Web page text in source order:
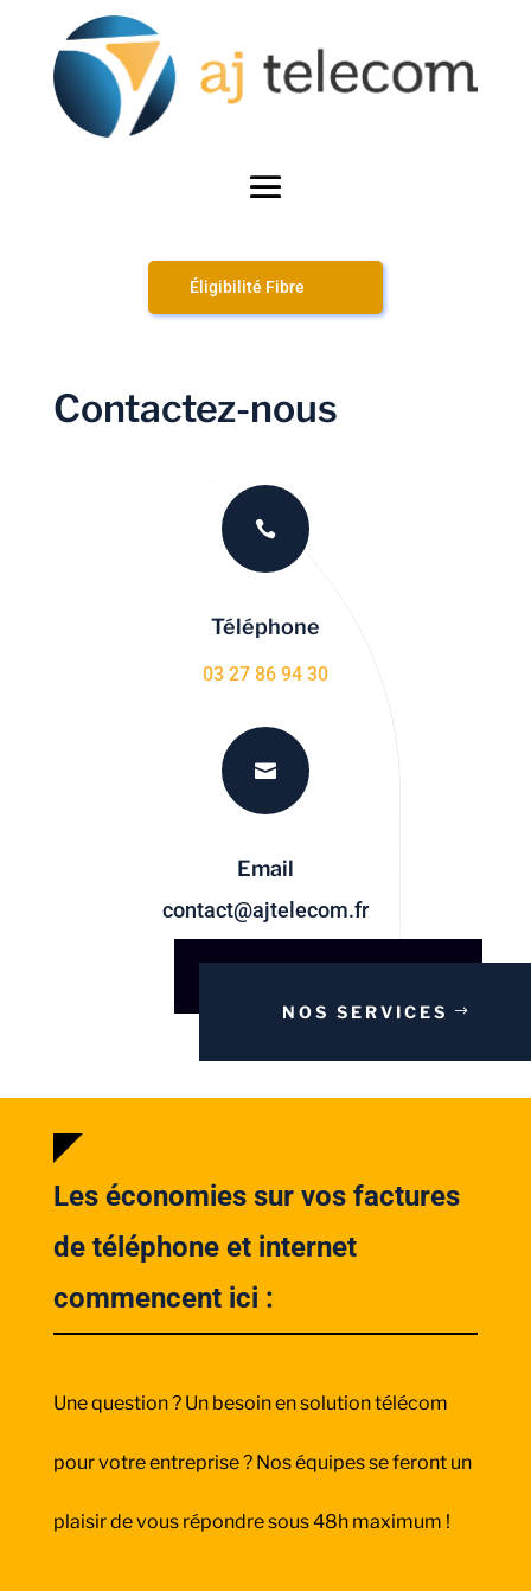
Éligibilité Fibre
Contactez-nous

Téléphone
03 27 86 94 30

Email
contact@ajtelecom.fr
NOS SERVICES
Les économies sur vos factures
de téléphone et internet
commencent ici :
Une question ? Un besoin en solution télécom
pour votre entreprise ? Nos équipes se feront un
plaisir de vous répondre sous 48h maximum !